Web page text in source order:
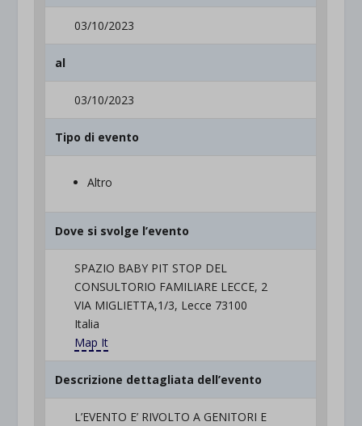
03/10/2023
al
03/10/2023
Tipo di evento
Altro
Dove si svolge l’evento
SPAZIO BABY PIT STOP DEL
CONSULTORIO FAMILIARE LECCE, 2
VIA MIGLIETTA,1/3, Lecce 73100
Italia
Map It
Descrizione dettagliata dell’evento
L’EVENTO E’ RIVOLTO A GENITORI E